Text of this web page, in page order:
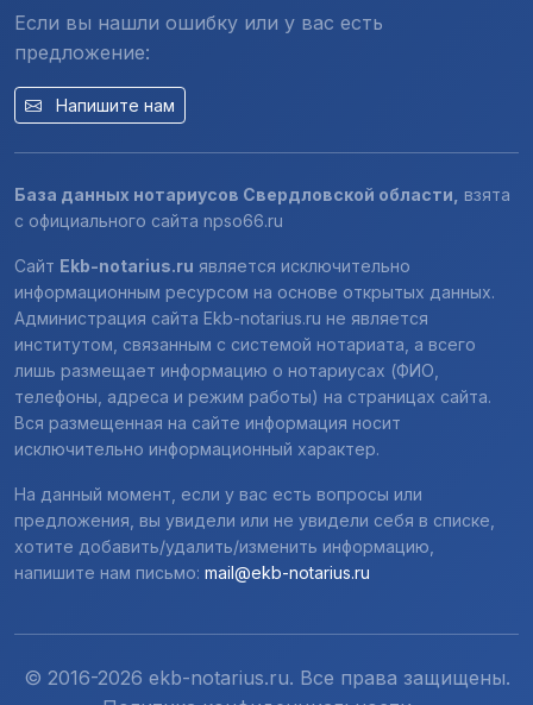
Если вы нашли ошибку или у вас есть
предложение:
Напишите нам
База данных нотариусов Свердловской области, взята
с официального сайта npso66.ru
Сайт Ekb-notarius.ru является исключительно
информационным ресурсом на основе открытых данных.
Администрация сайта Ekb-notarius.ru не является
институтом, связанным с системой нотариата, а всего
лишь размещает информацию о нотариусах (ФИО,
телефоны, адреса и режим работы) на страницах сайта.
Вся размещенная на сайте информация носит
исключительно информационный характер.
На данный момент, если у вас есть вопросы или
предложения, вы увидели или не увидели себя в списке,
хотите добавить/удалить/изменить информацию,
напишите нам письмо: mail@ekb-notarius.ru
© 2016-2026 ekb-notarius.ru. Все права защищены.